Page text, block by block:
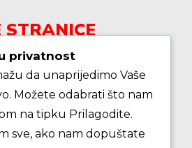
STRANICE
na košarku?
privatnost
da unaprijedimo Vaše
Možete odabrati što nam
na tipku Prilagodite.
sve, ako nam dopuštate